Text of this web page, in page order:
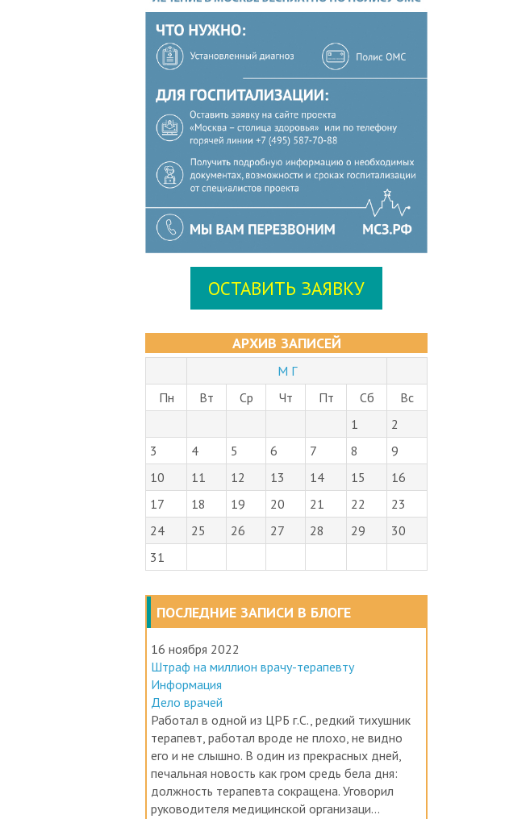
ОСТАВИТЬ ЗАЯВКУ
АРХИВ ЗАПИСЕЙ
М Г
Пн
Вт Ср Чт Пт Сб
Вс
1
2
3
4 5 6 7 8
9
10
11 12 13 14 15
16
17
18 19 20 21 22
23
24
25 26 27 28 29
30
31
ПОСЛЕДНИЕ ЗАПИСИ В БЛОГЕ
16 ноября 2022
Штраф на миллион врачу-терапевту
Информация
Дело врачей
Работал в одной из ЦРБ г.С., редкий тихушник
терапевт, работал вроде не плохо, не видно
его и не слышно. В один из прекрасных дней,
печальная новость как гром средь бела дня:
должность терапевта сокращена. Уговорил